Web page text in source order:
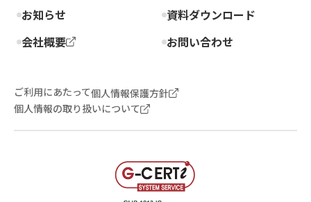
お知らせ
資料ダウンロード
お問い合わせ
会社概要
ご利用にあたって個人情報保護方針
個人情報の取り扱いについて